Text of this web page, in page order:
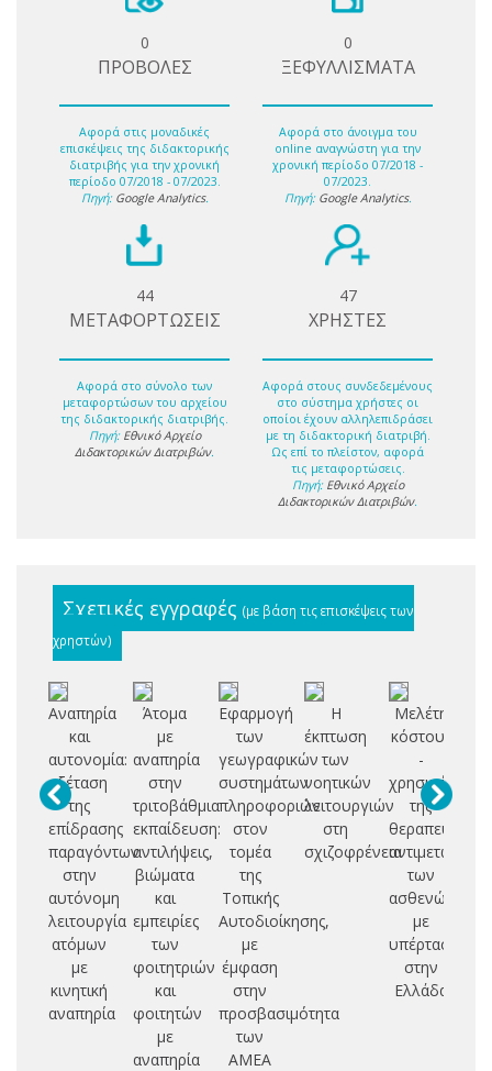
0
ΠΡΟΒΟΛΕΣ
Αφορά στις μοναδικές
επισκέψεις της διδακτορικής
διατριβής για την χρονική
περίοδο 07/2018 - 07/2023.
Πηγή: Google Analytics.
0
ΞΕΦΥΛΛΙΣΜΑΤΑ
Αφορά στο άνοιγμα του
online αναγνώστη για την
χρονική περίοδο 07/2018 -
07/2023.
Πηγή: Google Analytics.
44
ΜΕΤΑΦΟΡΤΩΣΕΙΣ
Αφορά στο σύνολο των
μεταφορτώσων του αρχείου
της διδακτορικής διατριβής.
Πηγή: Εθνικό Αρχείο
Διδακτορικών Διατριβών.
47
ΧΡΗΣΤΕΣ
Αφορά στους συνδεδεμένους
στο σύστημα χρήστες οι
οποίοι έχουν αλληλεπιδράσει
με τη διδακτορική διατριβή.
Ως επί το πλείστον, αφορά
τις μεταφορτώσεις.
Πηγή: Εθνικό Αρχείο
Διδακτορικών Διατριβών.
Σχετικές εγγραφές (με βάση τις επισκέψεις των
χρηστών)
Αναπηρία
και
αυτονομία:
εξέταση
της
επίδρασης
παραγόντων
στην
αυτόνομη
λειτουργία
ατόμων
με
κινητική
αναπηρία
Άτομα
με
αναπηρία
στην
τριτοβάθμια
εκπαίδευση:
αντιλήψεις,
βιώματα
και
εμπειρίες
των
φοιτητριών
και
φοιτητών
με
αναπηρία
Εφαρμογή
των
γεωγραφικών
συστημάτων
πληροφοριών
στον
τομέα
της
Τοπικής
Αυτοδιοίκησης,
με
έμφαση
στην
προσβασιμότητα
των
ΑΜΕΑ
Η
έκπτωση
των
νοητικών
λειτουργιών
στη
σχιζοφρένεια
Μελέτη
κόστους
-
χρησιμότητας
της
θεραπευτικής
αντιμετώπισης
των
ασθενών
με
υπέρταση
στην
Ελλάδα